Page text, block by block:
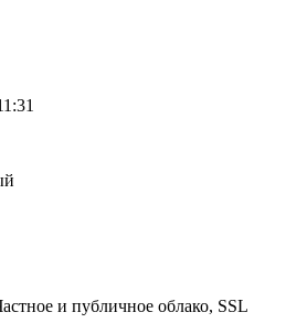
и публичное облако, SSL